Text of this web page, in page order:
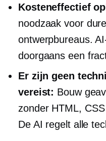
Kosteneffectief
noodzaak voor
ontwerpbureaus.
doorgaans een
Er zijn geen
vereist: Bouw
zonder HTML,
De AI regelt alle